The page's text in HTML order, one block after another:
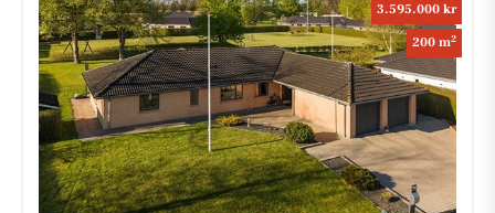
3.595.000 kr
200 m2